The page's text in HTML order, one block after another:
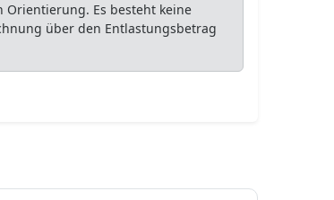
Es besteht keine
über den Entlastungsbetrag